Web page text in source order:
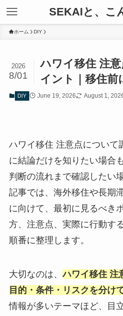
SEKAIと、こ
ホーム DIY
ハワイ移住 注
イント｜移住前
2026
8/01
DIY June 19, 2026 August 1,
ハワイ移住 注意点について
に結論だけを知りたい場合
判断の流れまで確認したい
記事では、海外移住や長期
に向けて、最初に見るべき
方、注意点、実際に行動す
順番に整理します。
大切なのは、ハワイ移住 注
目的・条件・リスクを分け
情報が多いテーマほど、目